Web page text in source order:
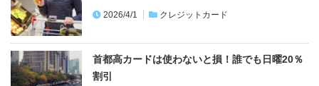
2026/4/1 クレジットカード
首都高カードは使わないと損！誰でも日曜20％
割引